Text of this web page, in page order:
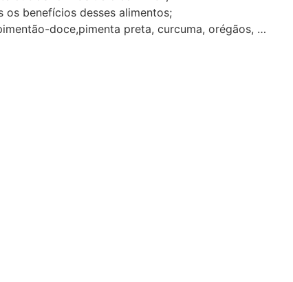
benefícios desses alimentos;
doce,pimenta preta, curcuma, orégãos, …